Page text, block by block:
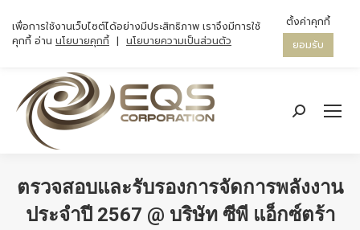
Search:
ตรวจสอบและรับรองการจัดการพลังงาน
ประจำปี 2567 @ บริษัท ซีพี แอ็กซ์ตร้า
เพื่อการใช้งานเว็บไซต์ได้อย่างมีประสิทธิภาพ เราจึงมีการใช้
คุกกี้ อ่าน นโยบายคุกกี้ | นโยบายความเป็นส่วนตัว
ตั้งค่าคุกกี้
ยอมรับ